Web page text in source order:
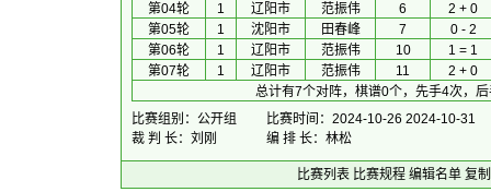
第04轮
1 辽阳市 范振伟 6
2 + 0
第05轮
1 沈阳市 田春峰 7
0 - 2
第06轮
1 辽阳市 范振伟 10
1 = 1
第07轮
1 辽阳市 范振伟 11
2 + 0
总计有7个对阵，棋谱0个，先手4次，
比赛组别：公开组
比赛时间：2024-10-26 2024-10-31
裁 判 长：刘刚
编 排 长：林松
比赛列表 比赛规程 编辑名单 复